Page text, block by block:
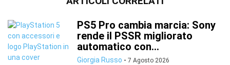
PS5 Pro cambia marcia: Sony
rende il PSSR migliorato
automatico con...
Giorgia Russo - 7 Agosto 2026